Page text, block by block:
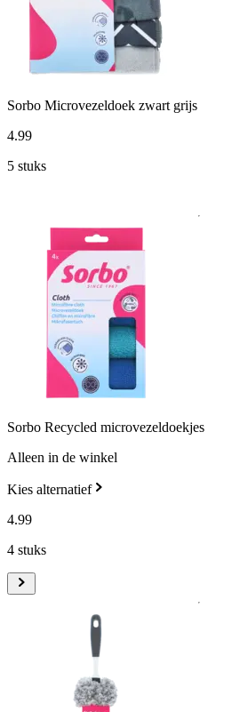
Sorbo Microvezeldoek zwart grijs
4.99
5 stuks
Sorbo Recycled microvezeldoekjes
Alleen in de winkel
Kies alternatief
4.99
4 stuks